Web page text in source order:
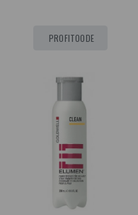
PROFITOODE